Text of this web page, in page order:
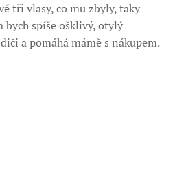
tři vlasy, co mu zbyly, taky
bych spíše ošklivý, otylý
a pomáhá mámě s nákupem.